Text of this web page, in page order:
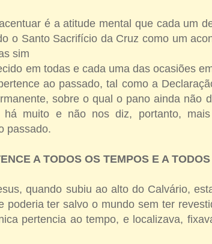
é a atitude mental que cada um
o Santo Sacrifício da Cruz como um
sim
em todas e cada uma das ocasiões
ao passado, tal como a
sobre o qual o pano ainda não
muito e não nos diz, portanto,
passado.
A TODOS OS TEMPOS E A
quando subiu ao alto do Calvário,
poderia ter salvo o mundo sem ter
pertencia ao tempo, e localizava,